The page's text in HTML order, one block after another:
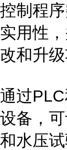
控制程
实用性
改和升级
通过
设备，
和水压